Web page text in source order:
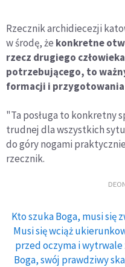
Rzecznik archidiecezji
w środę, że konkretne
rzecz drugiego
potrzebującego, to
formacji i przygotowania
"Ta posługa to konkretny
trudnej dla wszystkich
do góry nogami
rzecznik.
Kto szuka Boga, musi się
Musi się wciąż
przed oczyma i wytrwale
Boga, swój prawdziwy